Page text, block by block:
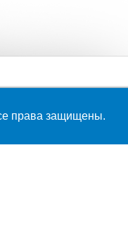
права защищены.